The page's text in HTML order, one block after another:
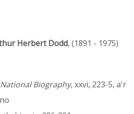
Herbert Dodd, (1891 - 1975)
Biography, xxvi, 223-5, a'r